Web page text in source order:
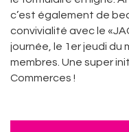
c’est également de
convivialité avec le
journée, le 1er jeudi du
membres. Une super
Commerces !